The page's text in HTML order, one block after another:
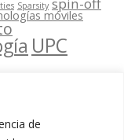
de
Sparsity
móviles
UPC